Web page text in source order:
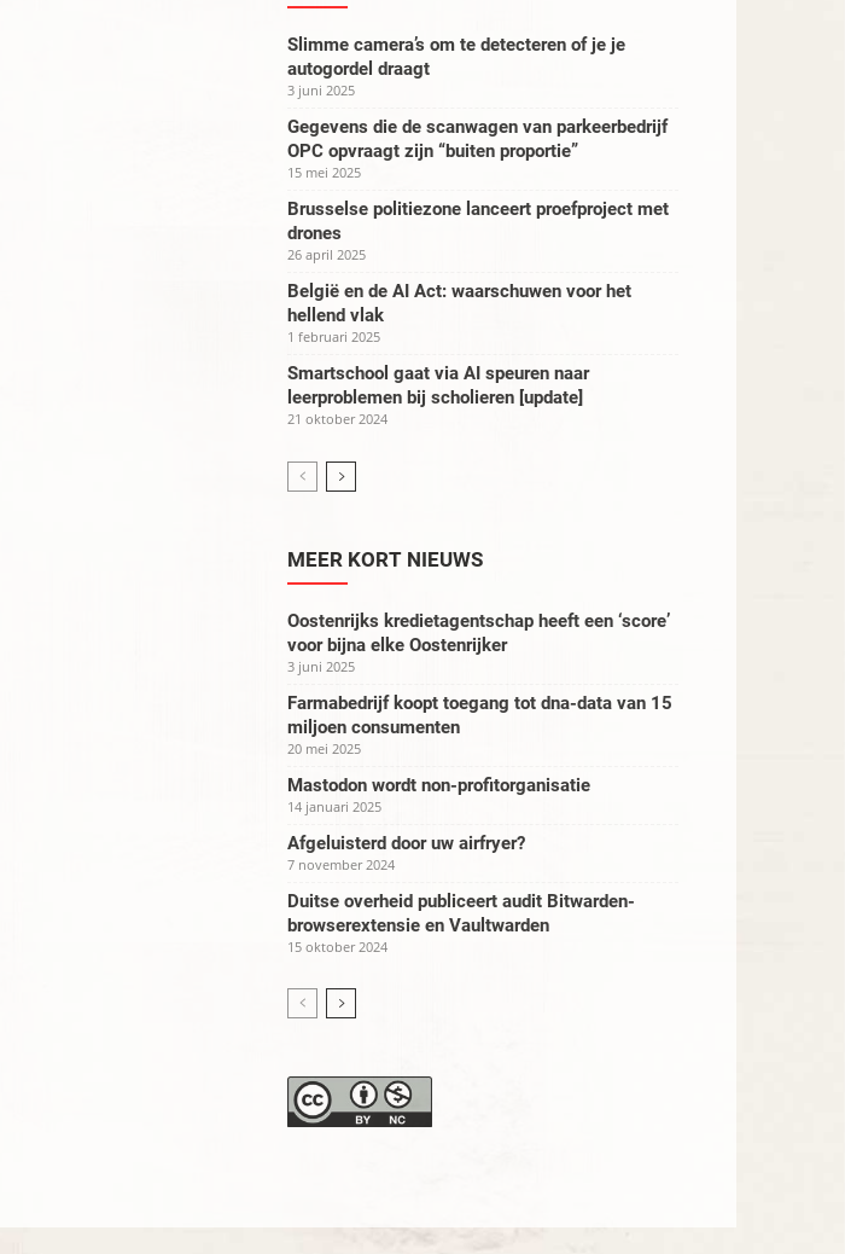
Slimme camera’s om te detecteren of je je
autogordel draagt
3 juni 2025
Gegevens die de scanwagen van parkeerbedrijf
OPC opvraagt zijn “buiten proportie”
15 mei 2025
Brusselse politiezone lanceert proefproject met
drones
26 april 2025
België en de AI Act: waarschuwen voor het
hellend vlak
1 februari 2025
Smartschool gaat via AI speuren naar
leerproblemen bij scholieren [update]
21 oktober 2024
MEER KORT NIEUWS
Oostenrijks kredietagentschap heeft een ‘score’
voor bijna elke Oostenrijker
3 juni 2025
Farmabedrijf koopt toegang tot dna-data van 15
miljoen consumenten
20 mei 2025
Mastodon wordt non-profitorganisatie
14 januari 2025
Afgeluisterd door uw airfryer?
7 november 2024
Duitse overheid publiceert audit Bitwarden-
browserextensie en Vaultwarden
15 oktober 2024